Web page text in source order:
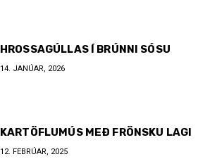
HROSSAGÚLLAS Í BRÚNNI SÓSU
14. JANÚAR, 2026
KARTÖFLUMÚS MEÐ FRÖNSKU LAGI
12. FEBRÚAR, 2025